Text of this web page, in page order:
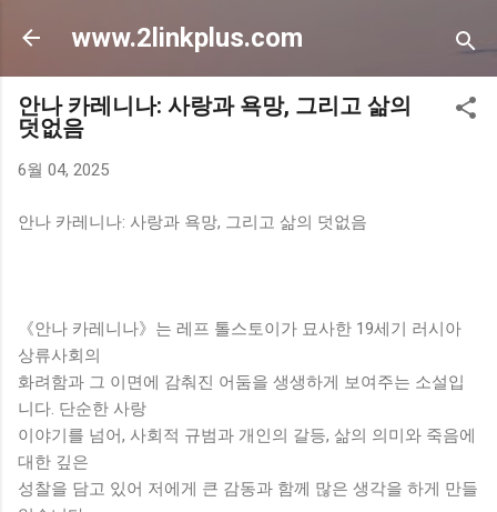
기본 콘텐츠로 건너뛰기
www.2linkplus.com
안나 카레니나: 사랑과 욕망, 그리고 삶의
덧없음
6월 04, 2025
안나 카레니나: 사랑과 욕망, 그리고 삶의 덧없음
《안나 카레니나》는 레프 톨스토이가 묘사한 19세기 러시아
상류사회의
화려함과 그 이면에 감춰진 어둠을 생생하게 보여주는 소설입
니다. 단순한 사랑
이야기를 넘어, 사회적 규범과 개인의 갈등, 삶의 의미와 죽음에
대한 깊은
성찰을 담고 있어 저에게 큰 감동과 함께 많은 생각을 하게 만들